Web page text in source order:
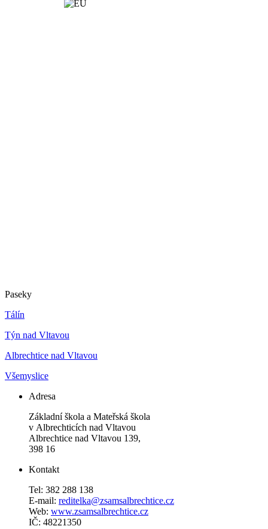
Paseky
Tálín
Týn nad Vltavou
Albrechtice nad Vltavou
Všemyslice
Adresa
Základní škola a Mateřská škola
v Albrechticích nad Vltavou
Albrechtice nad Vltavou 139,
398 16
Kontakt
Tel: 382 288 138
E-mail: reditelka@zsamsalbrechtice.cz
Web: www.zsamsalbrechtice.cz
IČ: 48221350